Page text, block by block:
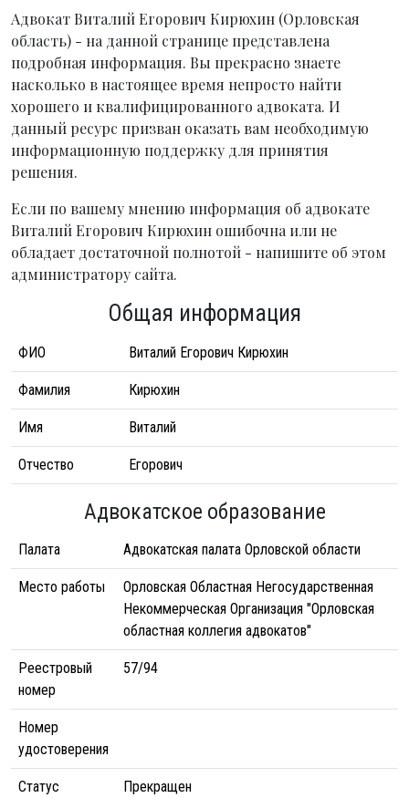
Адвокат Виталий Егорович Кирюхин (Орловская
область) - на данной странице представлена
подробная информация. Вы прекрасно знаете
насколько в настоящее время непросто найти
хорошего и квалифицированного адвоката. И
данный ресурс призван оказать вам необходимую
информационную поддержку для принятия
решения.
Если по вашему мнению информация об адвокате
Виталий Егорович Кирюхин ошибочна или не
обладает достаточной полнотой - напишите об этом
администратору сайта.
Общая информация
ФИО Виталий Егорович Кирюхин
Фамилия Кирюхин
Имя Виталий
Отчество Егорович
Адвокатское образование
Палата Адвокатская палата Орловской области
Место работы
Орловская Областная Негосударственная
Некоммерческая Организация "Орловская
областная коллегия адвокатов"
Реестровый
номер
57/94
Номер
удостоверения
Статус Прекращен